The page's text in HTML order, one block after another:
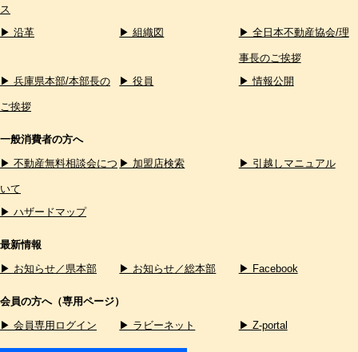
ス
▶ 沿革 ▶ 組織図 ▶ 全日本不動産協会/理
事長のご挨拶
▶ 兵庫県本部/本部長の
ご挨拶
▶ 役員 ▶ 情報公開
一般消費者の方へ
▶ 不動産無料相談会につ
いて
▶ 加盟店検索 ▶ 引越しマニュアル
▶ ハザードマップ
最新情報
▶ お知らせ／県本部
▶ お知らせ／総本部 ▶ Facebook
会員の方へ（専用ページ）
▶ 会員専用ログイン
▶ ラビーネット ▶ Z-portal